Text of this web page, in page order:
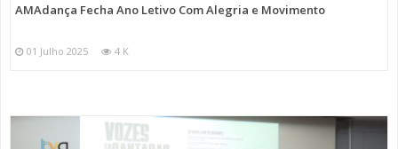
AMAdança Fecha Ano Letivo Com Alegria e Movimento
01 Julho 2025 4 K